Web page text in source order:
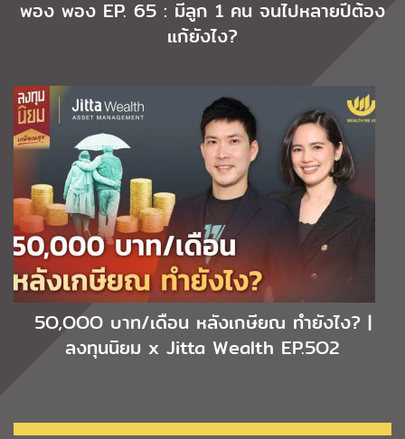
พอง พอง EP. 65 : มีลูก 1 คน จนไปหลายปีต้อง
แก้ยังไง?
5O,OOO บาท/เดือน หลังเกษียณ ทำยังไง? |
ลงทุนนิยม x Jitta Wealth EP.5O2